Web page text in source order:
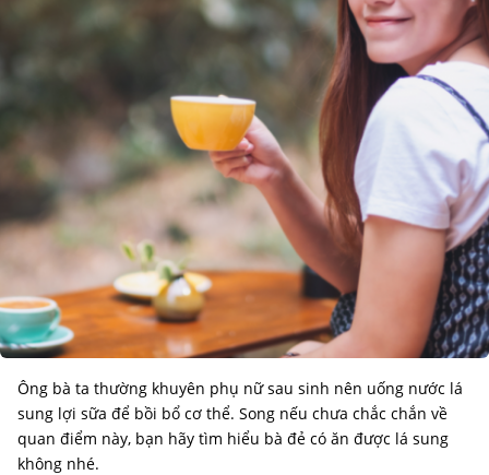
Ông bà ta thường khuyên phụ nữ sau sinh nên uống nước lá
sung lợi sữa để bồi bổ cơ thể. Song nếu chưa chắc chắn về
quan điểm này, bạn hãy tìm hiểu bà đẻ có ăn được lá sung
không nhé.